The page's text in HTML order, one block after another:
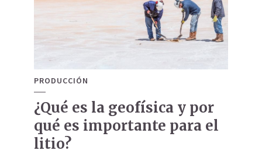
PRODUCCIÓN
¿Qué es la geofísica y por
qué es importante para el
litio?